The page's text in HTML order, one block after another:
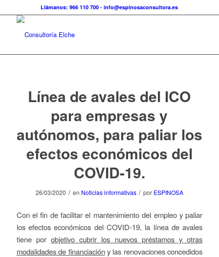
Llámanos: 966 110 700 -info@espinosaconsultora.es
Línea de avales del ICO
para empresas y
autónomos, para paliar los
efectos económicos del
COVID-19.
26/03/2020 / en Noticias informativas / por ESPINOSA
Con el fin de facilitar el mantenimiento del empleo y paliar
los efectos económicos del COVID-19, la línea de avales
tiene porobjetivo cubrir los nuevos préstamos y otras
modalidades de financiacióny las renovaciones concedidos